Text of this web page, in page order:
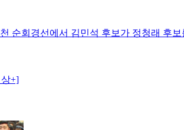
순회경선에서 김민석 후보가 정청래 후
+]